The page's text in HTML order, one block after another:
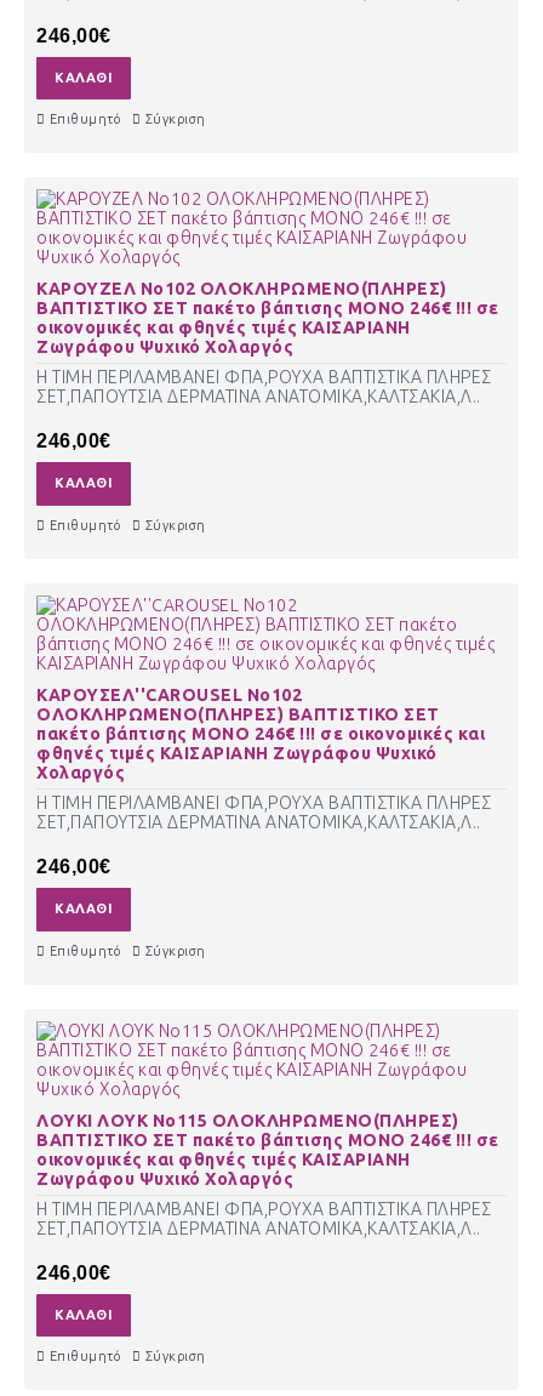
246,00€
ΚΑΛΆΘΙ
Επιθυμητό Σύγκριση
ΚΑΡΟΥΖΕΛ Νο102 ΟΛΟΚΛΗΡΩΜΕΝΟ(ΠΛΗΡΕΣ)
ΒΑΠΤΙΣΤΙΚΟ ΣΕΤ πακέτο βάπτισης ΜΟΝΟ 246€ !!! σε
οικονομικές και φθηνές τιμές ΚΑΙΣΑΡΙΑΝΗ
Ζωγράφου Ψυχικό Χολαργός
Η ΤΙΜΗ ΠΕΡΙΛΑΜΒΑΝΕΙ ΦΠΑ,ΡΟΥΧΑ ΒΑΠΤΙΣΤΙΚΑ ΠΛΗΡΕΣ
ΣΕΤ,ΠΑΠΟΥΤΣΙΑ ΔΕΡΜΑΤΙΝΑ ΑΝΑΤΟΜΙΚΑ,ΚΑΛΤΣΑΚΙΑ,Λ..
246,00€
ΚΑΛΆΘΙ
Επιθυμητό Σύγκριση
ΚΑΡΟΥΣΕΛ''CAROUSEL Νο102
ΟΛΟΚΛΗΡΩΜΕΝΟ(ΠΛΗΡΕΣ) ΒΑΠΤΙΣΤΙΚΟ ΣΕΤ
πακέτο βάπτισης ΜΟΝΟ 246€ !!! σε οικονομικές και
φθηνές τιμές ΚΑΙΣΑΡΙΑΝΗ Ζωγράφου Ψυχικό
Χολαργός
Η ΤΙΜΗ ΠΕΡΙΛΑΜΒΑΝΕΙ ΦΠΑ,ΡΟΥΧΑ ΒΑΠΤΙΣΤΙΚΑ ΠΛΗΡΕΣ
ΣΕΤ,ΠΑΠΟΥΤΣΙΑ ΔΕΡΜΑΤΙΝΑ ΑΝΑΤΟΜΙΚΑ,ΚΑΛΤΣΑΚΙΑ,Λ..
246,00€
ΚΑΛΆΘΙ
Επιθυμητό Σύγκριση
ΛΟΥΚΙ ΛΟΥΚ Νο115 ΟΛΟΚΛΗΡΩΜΕΝΟ(ΠΛΗΡΕΣ)
ΒΑΠΤΙΣΤΙΚΟ ΣΕΤ πακέτο βάπτισης ΜΟΝΟ 246€ !!! σε
οικονομικές και φθηνές τιμές ΚΑΙΣΑΡΙΑΝΗ
Ζωγράφου Ψυχικό Χολαργός
Η ΤΙΜΗ ΠΕΡΙΛΑΜΒΑΝΕΙ ΦΠΑ,ΡΟΥΧΑ ΒΑΠΤΙΣΤΙΚΑ ΠΛΗΡΕΣ
ΣΕΤ,ΠΑΠΟΥΤΣΙΑ ΔΕΡΜΑΤΙΝΑ ΑΝΑΤΟΜΙΚΑ,ΚΑΛΤΣΑΚΙΑ,Λ..
246,00€
ΚΑΛΆΘΙ
Επιθυμητό Σύγκριση